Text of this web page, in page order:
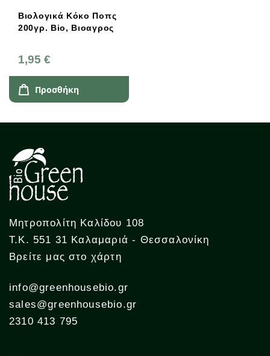
Βιολογικά Κόκο Ποπς
200γρ. Bio, Βιοαγρος
1,95 €
Προσθήκη
Μητροπολίτη Καλίδου 108
Τ.Κ. 551 31 Καλαμαριά - Θεσσαλονίκη
Βρείτε μας στο χάρτη
info@greenhousebio.gr
sales@greenhousebio.gr
2310 413 795